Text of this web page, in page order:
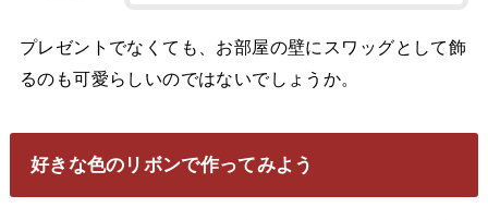
プレゼントでなくても、お部屋の壁にスワッグとして飾
るのも可愛らしいのではないでしょうか。
好きな色のリボンで作ってみよう